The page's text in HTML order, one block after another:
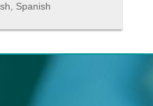
Spanish